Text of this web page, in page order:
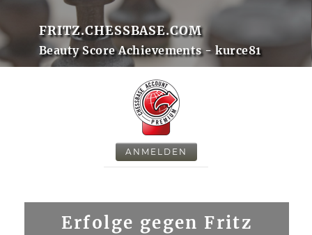
FRITZ.CHESSBASE.COM
Beauty Score Achievements - kurce81
ANMELDEN
Erfolge gegen Fritz